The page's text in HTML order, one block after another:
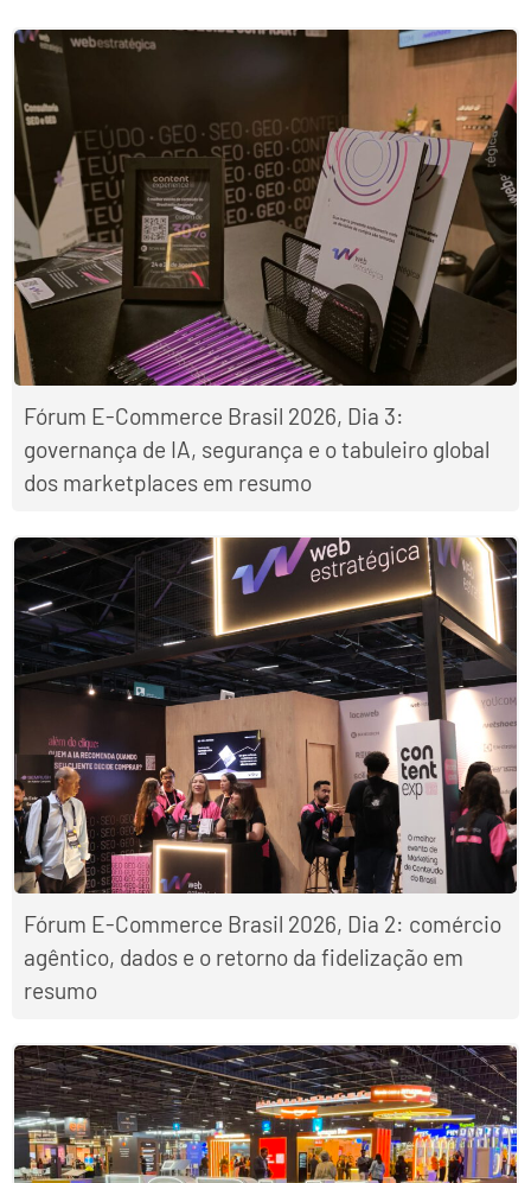
Fórum E-Commerce Brasil 2026, Dia 3:
governança de IA, segurança e o tabuleiro global
dos marketplaces em resumo
Fórum E-Commerce Brasil 2026, Dia 2: comércio
agêntico, dados e o retorno da fidelização em
resumo